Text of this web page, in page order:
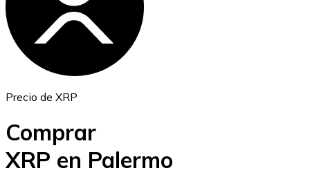
Precio de XRP
Comprar
XRP en Palermo